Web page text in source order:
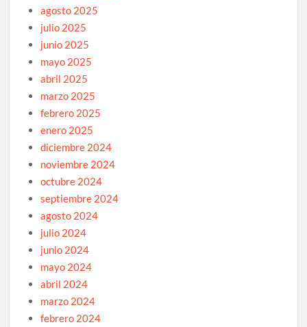
agosto 2025
julio 2025
junio 2025
mayo 2025
abril 2025
marzo 2025
febrero 2025
enero 2025
diciembre 2024
noviembre 2024
octubre 2024
septiembre 2024
agosto 2024
julio 2024
junio 2024
mayo 2024
abril 2024
marzo 2024
febrero 2024